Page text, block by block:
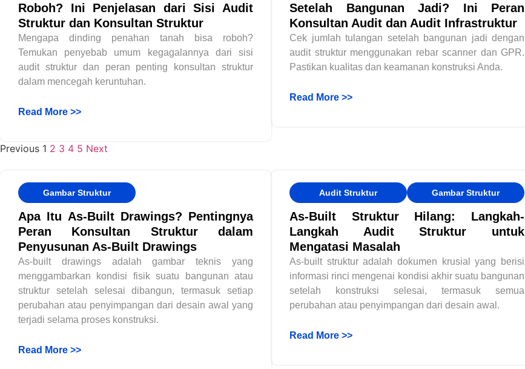
Roboh? Ini Penjelasan dari Sisi Audit
Struktur dan Konsultan Struktur
Mengapa dinding penahan tanah bisa roboh?
Temukan penyebab umum kegagalannya dari sisi
audit struktur dan peran penting konsultan struktur
dalam mencegah keruntuhan.
Read More >>
Setelah Bangunan Jadi? Ini Peran
Konsultan Audit dan Audit Infrastruktur
Cek jumlah tulangan setelah bangunan jadi dengan
audit struktur menggunakan rebar scanner dan GPR.
Pastikan kualitas dan keamanan konstruksi Anda.
Read More >>
Previous 1 2 3 4 5 Next
Gambar Struktur
Apa Itu As-Built Drawings? Pentingnya
Peran Konsultan Struktur dalam
Penyusunan As-Built Drawings
As-built drawings adalah gambar teknis yang
menggambarkan kondisi fisik suatu bangunan atau
struktur setelah selesai dibangun, termasuk setiap
perubahan atau penyimpangan dari desain awal yang
terjadi selama proses konstruksi.
Read More >>
Audit Struktur Gambar Struktur
As-Built Struktur Hilang: Langkah-
Langkah Audit Struktur untuk
Mengatasi Masalah
As-built struktur adalah dokumen krusial yang berisi
informasi rinci mengenai kondisi akhir suatu bangunan
setelah konstruksi selesai, termasuk semua
perubahan atau penyimpangan dari desain awal.
Read More >>